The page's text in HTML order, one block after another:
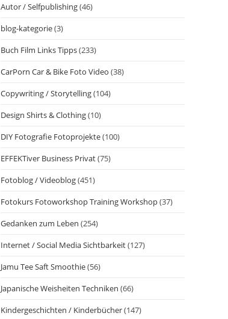
Autor / Selfpublishing(46)
blog-kategorie(3)
Buch Film Links Tipps(233)
CarPorn Car & Bike Foto Video (38)
Copywriting / Storytelling(104)
Design Shirts & Clothing(10)
DIY Fotografie Fotoprojekte(100)
EFFEKTiver Business Privat(75)
Fotoblog / Videoblog(451)
Fotokurs Fotoworkshop Training Workshop(37)
Gedanken zum Leben (254)
Internet / Social Media Sichtbarkeit(127)
Jamu Tee Saft Smoothie(56)
Japanische Weisheiten Techniken (66)
Kindergeschichten / Kinderbücher(147)